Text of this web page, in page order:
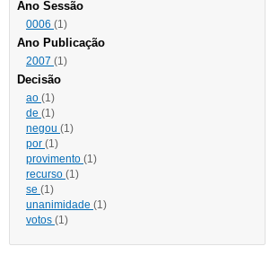
Ano Sessão
0006 (1)
Ano Publicação
2007 (1)
Decisão
ao (1)
de (1)
negou (1)
por (1)
provimento (1)
recurso (1)
se (1)
unanimidade (1)
votos (1)